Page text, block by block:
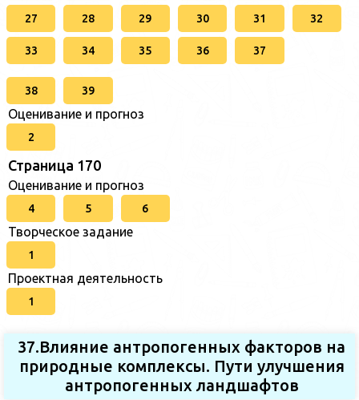
27 28 29 30 31 32
33 34 35 36 37
38 39
Оценивание и прогноз
2
Страница 170
Оценивание и прогноз
4 5 6
Творческое задание
1
Проектная деятельность
1
37.Влияние антропогенных факторов на
природные комплексы. Пути улучшения
антропогенных ландшафтов